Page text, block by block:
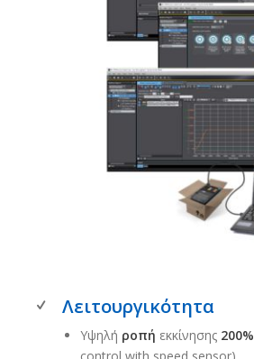
Λειτουργικότητα
Υψηλή ροπή εκκίνησης 200%